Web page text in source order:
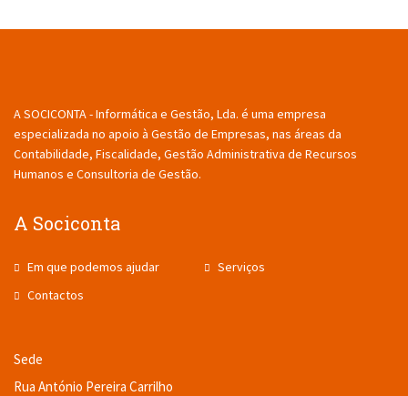
A SOCICONTA - Informática e Gestão, Lda. é uma empresa
especializada no apoio à Gestão de Empresas, nas áreas da
Contabilidade, Fiscalidade, Gestão Administrativa de Recursos
Humanos e Consultoria de Gestão.
A Sociconta
Em que podemos ajudar
Serviços
Contactos
Sede
Rua António Pereira Carrilho